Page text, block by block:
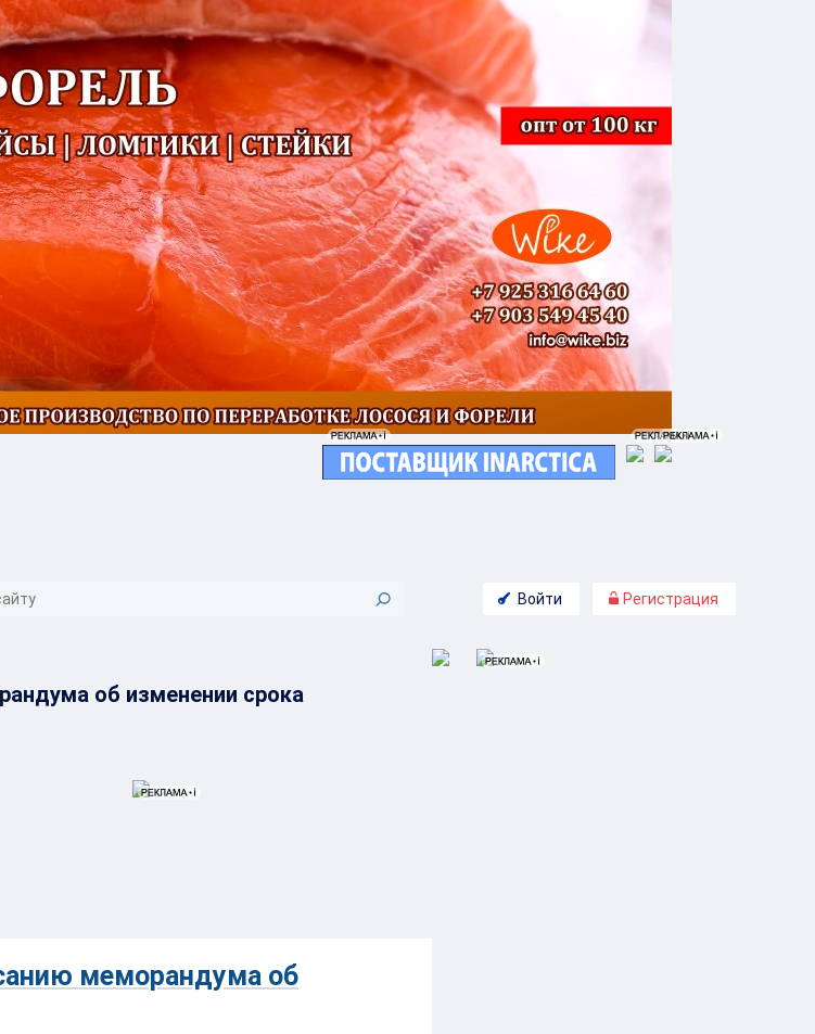
Войти Регистрация
об изменении срока
меморандума об